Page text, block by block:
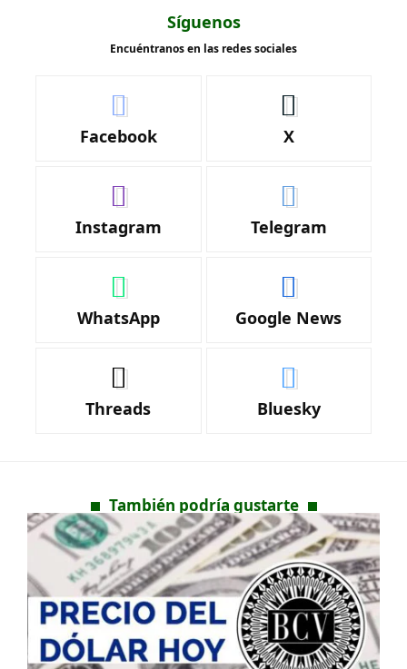
Síguenos
Encuéntranos en las redes sociales
Facebook X
Instagram Telegram
WhatsApp Google News
Threads Bluesky
También podría gustarte